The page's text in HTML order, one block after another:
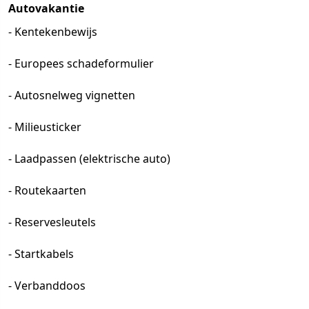
Autovakantie
- Kentekenbewijs
- Europees schadeformulier
- Autosnelweg vignetten
- Milieusticker
- Laadpassen (elektrische auto)
- Routekaarten
- Reservesleutels
- Startkabels
- Verbanddoos